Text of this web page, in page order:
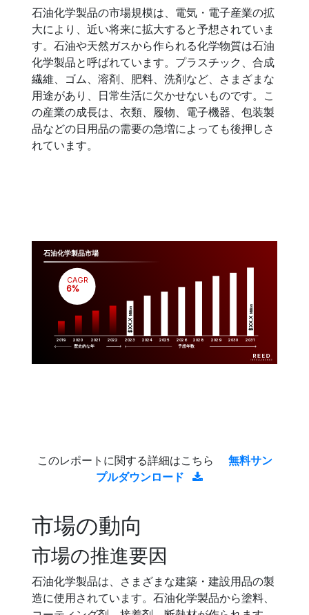
石油化学製品の市場規模は、電気・電子産業の拡
大により、近い将来に拡大すると予想されていま
す。石油や天然ガスから作られる化学物質は石油
化学製品と呼ばれています。プラスチック、合成
繊維、ゴム、溶剤、肥料、洗剤など、さまざまな
用途があり、日常生活に欠かせないものです。こ
の産業の成長は、衣類、履物、電子機器、包装製
品などの日用品の需要の急増によっても後押しさ
れています。
石油化学製品市場
2019 2020 2021 2022 2023 2024 2025 2026 2028 2029 2030 2031
$XX.X
Million
$XX.X
Million
CAGR
6%
歴史的な年 予想年数
このレポートに関する詳細はこちら
無料サン
プルダウンロード
市場の動向
市場の推進要因
石油化学製品は、さまざまな建築・建設用品の製
造に使用されています。石油化学製品から塗料、